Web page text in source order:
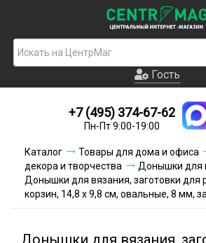
Гость
Новинки
Условия доставки
Условия оплаты
Акции и скидки
Гость
+7 (495) 374-67-62
Пн-Пт 9:00-19:00
Каталог Товары для дома и офиса
декора и творчества
Донышки для
Донышки для вязания, заготовки для
корзин, 14,8 х 9,8 см, овальные, 8 мм,
Донышки для вязания,